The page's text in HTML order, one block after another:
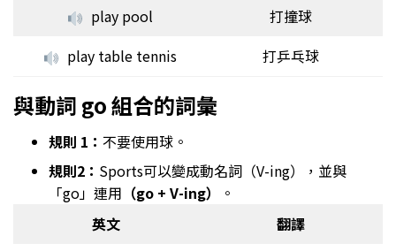
play pool
打撞球
play table tennis
打乒乓球
與動詞 go 組合的詞彙
規則 1： 不要使用球。
規則2： Sports可以變成動名詞（V-ing），並與
「go」連用 （go + V-ing）
。
英文
翻譯